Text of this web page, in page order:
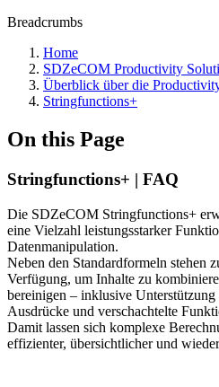
Breadcrumbs
Home
SDZeCOM Productivity
Überblick über die
Stringfunctions+
On this Page
Stringfunctions+ | FAQ
Die SDZeCOM Stringfunctions+
eine Vielzahl leistungsstarker
Datenmanipulation.
Neben den Standardformeln stehen
Verfügung, um Inhalte zu
bereinigen – inklusive
Ausdrücke und verschachtelte
Damit lassen sich komplexe
effizienter, übersichtlicher und